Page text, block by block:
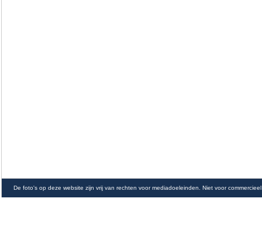
De foto's op deze website zijn vrij van rechten voor mediadoeleinden. Niet voor